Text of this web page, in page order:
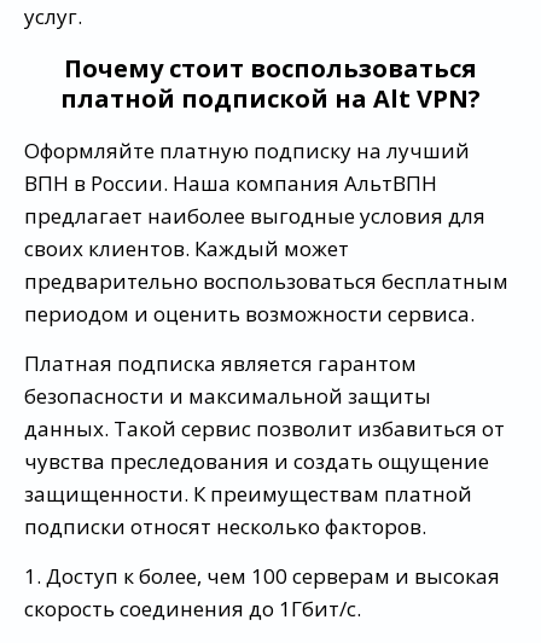
услуг.
Почему стоит воспользоваться
платной подпиской на Alt VPN?
Оформляйте платную подписку на лучший
ВПН в России. Наша компания АльтВПН
предлагает наиболее выгодные условия для
своих клиентов. Каждый может
предварительно воспользоваться бесплатным
периодом и оценить возможности сервиса.
Платная подписка является гарантом
безопасности и максимальной защиты
данных. Такой сервис позволит избавиться от
чувства преследования и создать ощущение
защищенности. К преимуществам платной
подписки относят несколько факторов.
1. Доступ к более, чем 100 серверам и высокая
скорость соединения до 1Гбит/с.